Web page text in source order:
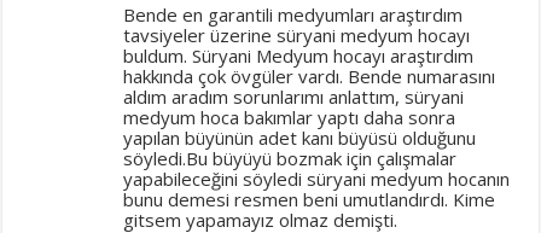
Bende en garantili medyumları araştırdım
tavsiyeler üzerine süryani medyum hocayı
buldum. Süryani Medyum hocayı araştırdım
hakkında çok övgüler vardı. Bende numarasını
aldım aradım sorunlarımı anlattım, süryani
medyum hoca bakımlar yaptı daha sonra
yapılan büyünün adet kanı büyüsü olduğunu
söyledi.Bu büyüyü bozmak için çalışmalar
yapabileceğini söyledi süryani medyum hocanın
bunu demesi resmen beni umutlandırdı. Kime
gitsem yapamayız olmaz demişti.